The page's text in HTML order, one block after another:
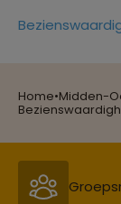
Home•Midden-
Reizen